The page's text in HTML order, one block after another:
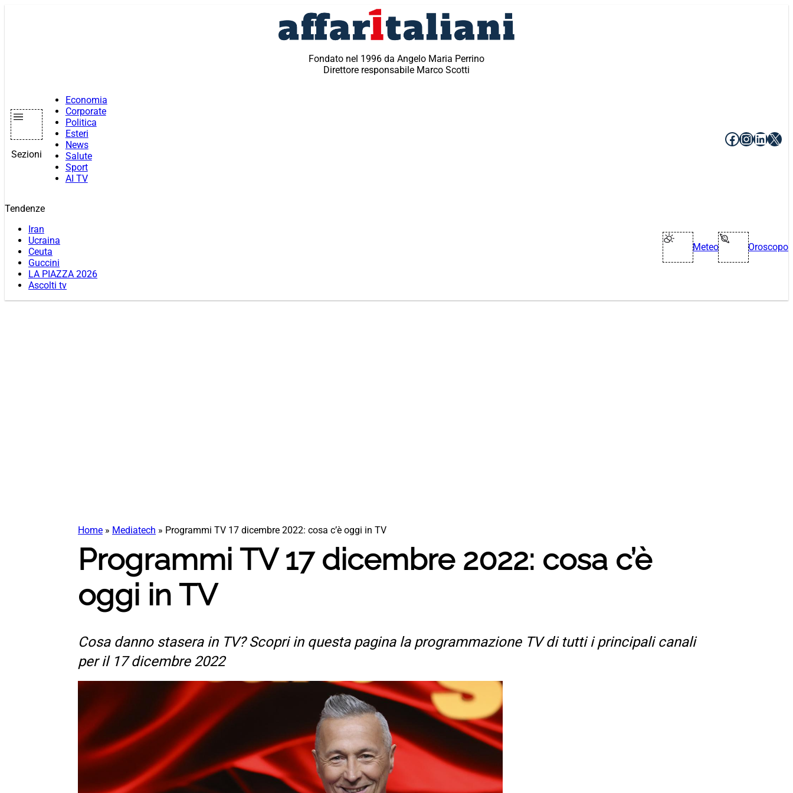
Fondato nel 1996 da Angelo Maria Perrino
Direttore responsabile Marco Scotti
Sezioni
Economia
Corporate
Politica
Esteri
News
Salute
Sport
AI TV
Facebook
X
Tendenze
Iran
Ucraina
Ceuta
Guccini
LA PIAZZA 2026
Ascolti tv
Meteo Oroscopo
Home » Mediatech » Programmi TV 17 dicembre 2022: cosa c’è oggi in TV
Programmi TV 17 dicembre 2022: cosa c’è
oggi in TV
Cosa danno stasera in TV? Scopri in questa pagina la programmazione TV di tutti i principali canali
per il 17 dicembre 2022